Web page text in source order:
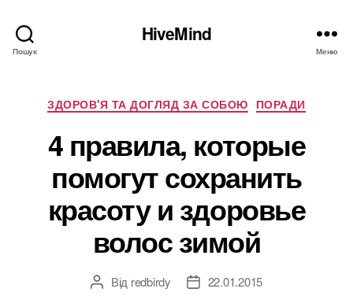
Пошук
HiveMind
Меню
Категорії
ЗДОРОВ'Я ТА ДОГЛЯД ЗА СОБОЮ ПОРАДИ
4 правила, которые
помогут сохранить
красоту и здоровье
волос зимой
Автор
Від redbirdy
Дата22.01.2015